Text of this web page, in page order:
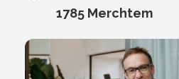
1785 Merchtem